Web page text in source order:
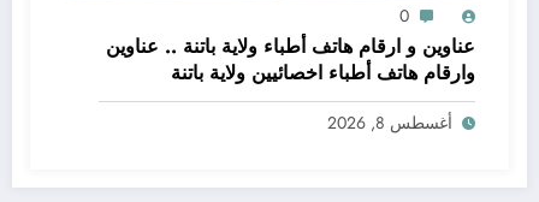
0
عناوين و ارقام هاتف أطباء ولاية باتنة .. عناوين
وارقام هاتف أطباء اخصائيين ولاية باتنة
أغسطس 8, 2026